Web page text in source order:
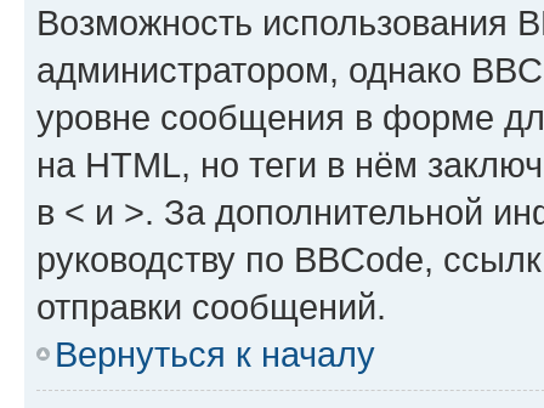
Возможность использования
администратором, однако
уровне сообщения в форме
на HTML, но теги в нём
в < и >. За дополнительной
руководству по BBCode,
отправки сообщений.
Вернуться к началу